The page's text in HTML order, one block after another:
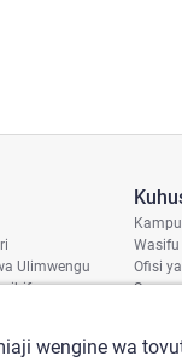
Ulimwengu
Ofisi
Sera
wengine wa